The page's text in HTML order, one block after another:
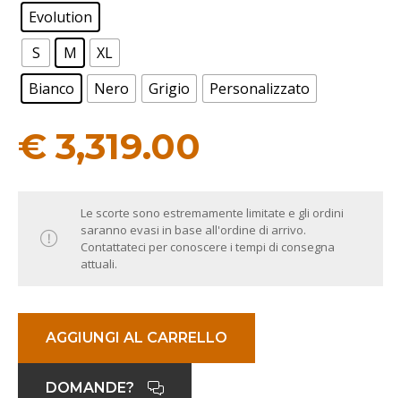
Evolution
S
M
XL
Bianco
Nero Grigio Personalizzato
€ 3,319.00
Le scorte sono estremamente limitate e gli ordini
saranno evasi in base all'ordine di arrivo.
Contattateci per conoscere i tempi di consegna
attuali.
AGGIUNGI AL CARRELLO
DOMANDE?